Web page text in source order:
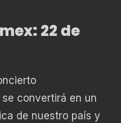
22 de
se convertirá en un
de nuestro país y